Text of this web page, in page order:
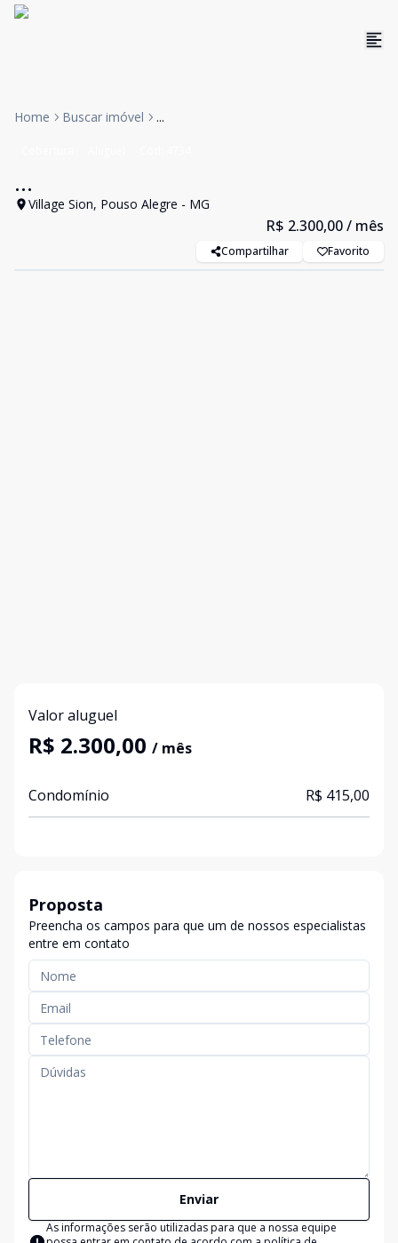
Home Buscar imóvel ...
...
Village Sion, Pouso Alegre - MG
R$ 2.300,00/ mês
Compartilhar Favorito
Valor aluguel
R$ 2.300,00 / mês
Condomínio R$ 415,00
Proposta
Preencha os campos para que um de nossos especialistas
entre em contato
Enviar
As informações serão utilizadas para que a nossa equipe